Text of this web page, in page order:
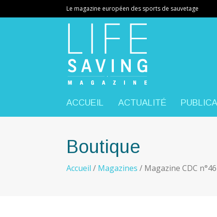
Le magazine européen des sports de sauvetage
ACCUEIL ACTUALITÉ
Boutique
Accueil / Magazines / Magazine CDC n°46